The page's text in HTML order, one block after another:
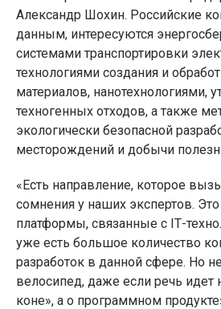
Александр Шохин. Российские
данным, интересуются
системами транспортировки
технологиями создания и
материалов, нанотехнологиями,
техногенных отходов, а также
экологически безопасной
месторождений и добычи
«Есть направление, которое
сомнения у наших экспертов. Это
платформы, связанные с IТ-
уже есть большое количество
разработок в данной сфере. Но
велосипед, даже если речь
коне», а о программном